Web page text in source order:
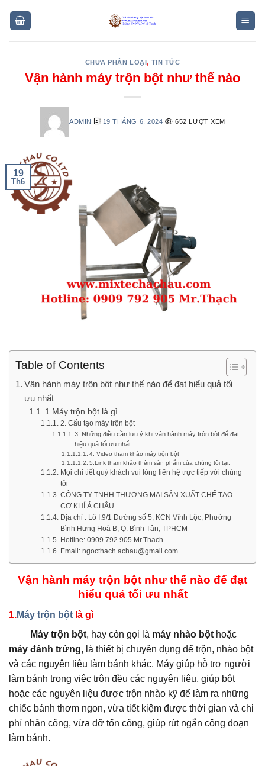
CHƯA PHÂN LOẠI, TIN TỨC
Vận hành máy trộn bột như thế nào
ADMIN 19 THÁNG 6, 2024 652 LƯỢT XEM
19
Th6
Table of Contents
Vận hành máy trộn bột như thế nào để đạt hiểu quả tối
ưu nhất
1.Máy trộn bột là gì
2. Cấu tạo máy trộn bột
3. Những điều cần lưu ý khi vận hành máy trộn bột để đạt
hiệu quả tối ưu nhất
4. Video tham khảo máy trộn bột
5.Link tham khảo thêm sản phẩm của chúng tôi tại:
Mọi chi tiết quý khách vui lòng liên hệ trực tiếp với chúng
tôi
CÔNG TY TNHH THƯƠNG MẠI SẢN XUẤT CHẾ TẠO
CƠ KHÍ Á CHÂU
Địa chỉ : Lô I.9/1 Đường số 5, KCN Vĩnh Lộc, Phường
Bình Hưng Hoà B, Q. Bình Tân, TPHCM
Hotline: 0909 792 905 Mr.Thạch
Email: ngocthach.achau@gmail.com
Vận hành máy trộn bột như thế nào để đạt
hiểu quả tối ưu nhất
1.Máy trộn bột là gì
Máy trộn bột, hay còn gọi là máy nhào bột hoặc
máy đánh trứng, là thiết bị chuyên dụng để trộn, nhào bột
và các nguyên liệu làm bánh khác. Máy giúp hỗ trợ người
làm bánh trong việc trộn đều các nguyên liệu, giúp bột
hoặc các nguyên liệu được trộn nhào kỹ để làm ra những
chiếc bánh thơm ngon, vừa tiết kiệm được thời gian và chi
phí nhân công, vừa đỡ tốn công, giúp rút ngắn công đoạn
làm bánh.